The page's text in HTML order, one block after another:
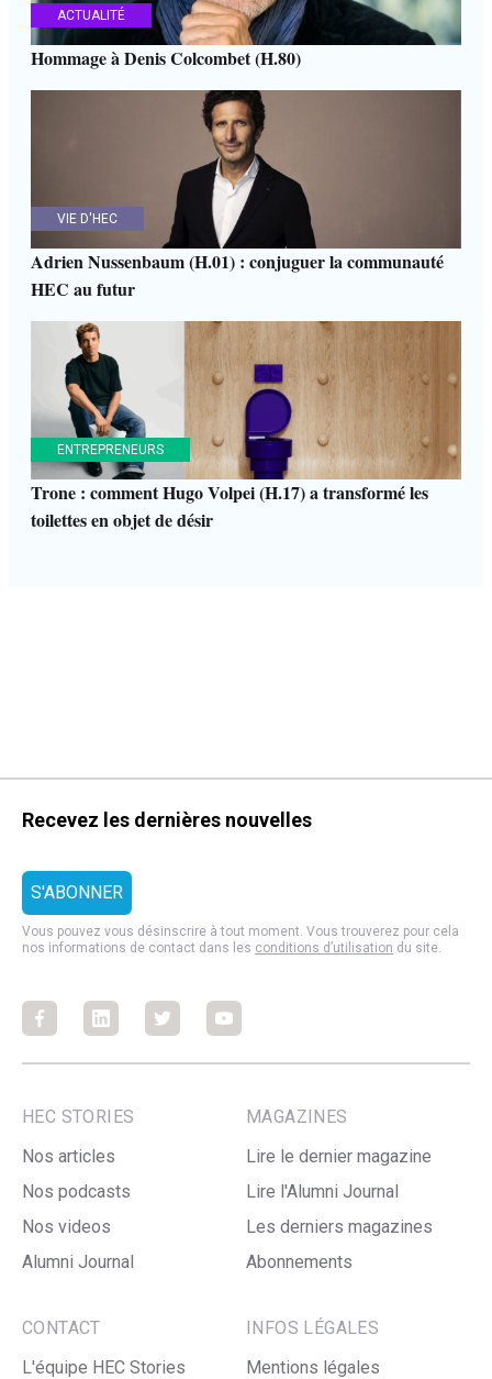
ACTUALITÉ
Hommage à Denis Colcombet (H.80)
VIE D'HEC
Adrien Nussenbaum (H.01) : conjuguer la communauté
HEC au futur
ENTREPRENEURS
Trone : comment Hugo Volpei (H.17) a transformé les
toilettes en objet de désir
Recevez les dernières nouvelles
Vous pouvez vous désinscrire à tout moment. Vous trouverez pour cela
nos informations de contact dans les conditions d’utilisation du site.
FacebookFacebookFacebookFacebook
HEC STORIES
Nos articles
Nos podcasts
Nos videos
Alumni Journal
MAGAZINES
Lire le dernier magazine
Lire l'Alumni Journal
Les derniers magazines
Abonnements
CONTACT
L'équipe HEC Stories
INFOS LÉGALES
Mentions légales